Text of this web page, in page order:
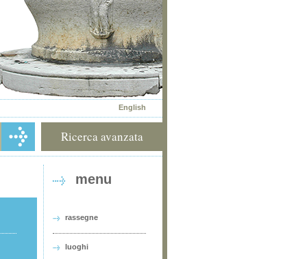
English
Ricerca avanzata
menu
rassegne
luoghi